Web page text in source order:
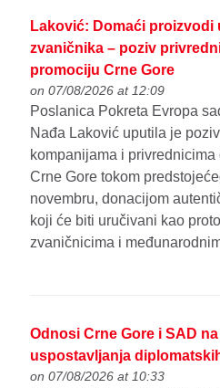
Laković: Domaći proizvodi
zvaničnika – poziv
promociju Crne Gore
on 07/08/2026 at 12:09
Poslanica Pokreta Evropa
Nađa Laković uputila je
kompanijama i
Crne Gore tokom
novembru, donacijom
koji će biti uručivani kao
zvaničnicima i
Odnosi Crne Gore i SAD
uspostavljanja
on 07/08/2026 at 10:33